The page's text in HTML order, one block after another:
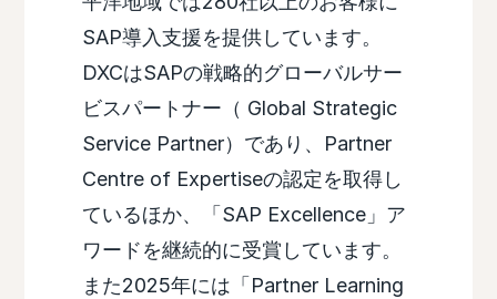
SAP導入支援を提供しています。
DXCはSAPの戦略的グローバルサー
ビスパートナー（ Global Strategic
Service Partner）であり、Partner
Centre of Expertiseの認定を取得し
ているほか、「SAP Excellence」ア
ワードを継続的に受賞しています。
また2025年には「Partner Learning